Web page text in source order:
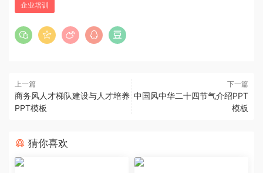
企业培训
上一篇
商务风人才梯队建设与人才培养
PPT模板
下一篇
中国风中华二十四节气介绍PPT
模板
猜你喜欢